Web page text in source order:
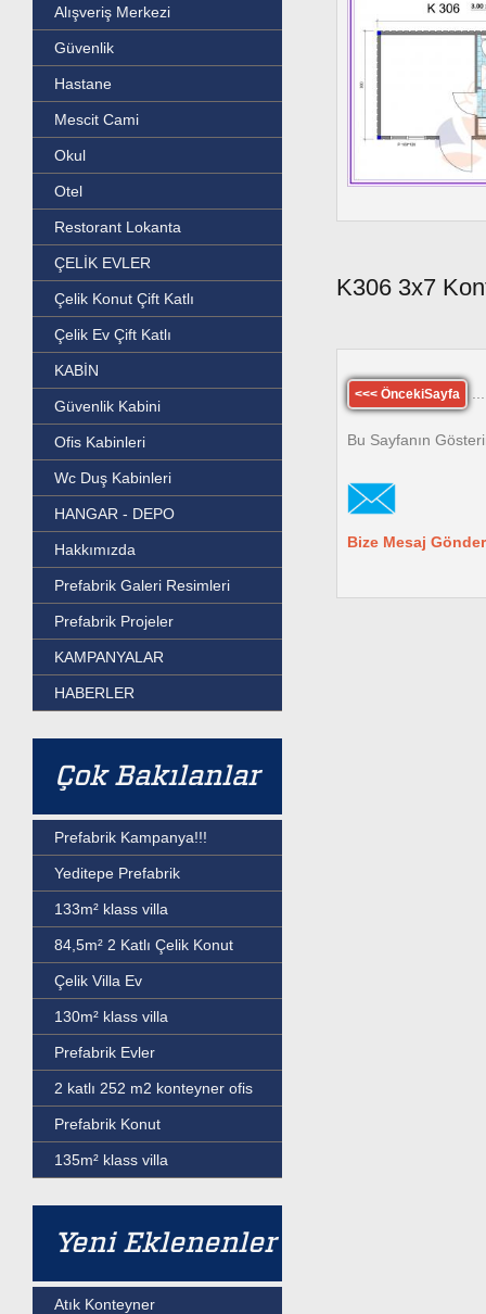
Alışveriş Merkezi
Güvenlik
Hastane
Mescit Cami
Okul
Otel
Restorant Lokanta
ÇELİK EVLER
Çelik Konut Çift Katlı
Çelik Ev Çift Katlı
KABİN
Güvenlik Kabini
Ofis Kabinleri
Wc Duş Kabinleri
HANGAR - DEPO
Hakkımızda
Prefabrik Galeri Resimleri
Prefabrik Projeler
KAMPANYALAR
HABERLER
Çok Bakılanlar
Prefabrik Kampanya!!!
Yeditepe Prefabrik
133m² klass villa
84,5m² 2 Katlı Çelik Konut
Çelik Villa Ev
130m² klass villa
Prefabrik Evler
2 katlı 252 m2 konteyner ofis
Prefabrik Konut
135m² klass villa
Yeni Eklenenler
Atık Konteyner
K306 3x7
<<< ÖncekiSayfa
Bu Sayfanın
Bize Mesaj